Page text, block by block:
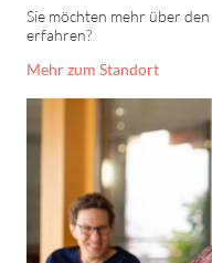
Sie möchten mehr über
erfahren?
Mehr zum Standort